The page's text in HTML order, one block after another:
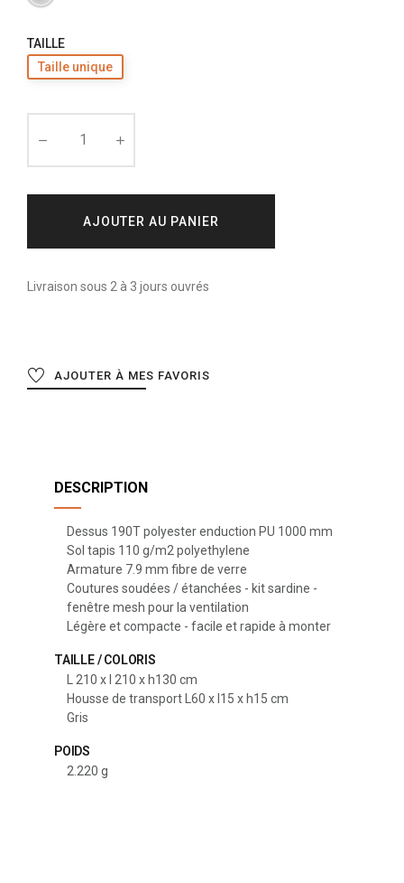
TAILLE
Taille unique
AJOUTER AU PANIER
Livraison sous 2 à 3 jours ouvrés
AJOUTER À MES FAVORIS
DESCRIPTION
Dessus 190T polyester enduction PU 1000 mm
Sol tapis 110 g/m2 polyethylene
Armature 7.9 mm fibre de verre
Coutures soudées / étanchées - kit sardine -
fenêtre mesh pour la ventilation
Légère et compacte - facile et rapide à monter
TAILLE / COLORIS
L 210 x l 210 x h130 cm
Housse de transport L60 x l15 x h15 cm
Gris
POIDS
2.220 g